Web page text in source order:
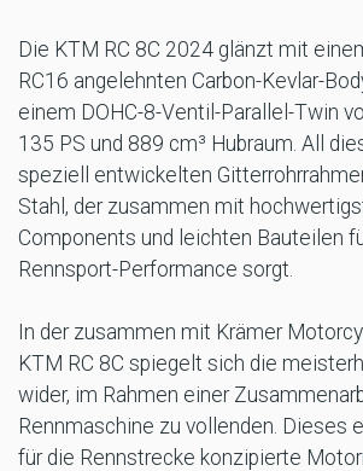
Die KTM RC 8C 2024 glänzt mit
RC16 angelehnten Carbon-Kevlar-
einem DOHC-8-Ventil-Parallel-Twin
135 PS und 889 cm³ Hubraum. All
speziell entwickelten
Stahl, der zusammen mit
Components und leichten Bauteilen
Rennsport-Performance sorgt.
In der zusammen mit Krämer
KTM RC 8C spiegelt sich die
wider, im Rahmen einer
Rennmaschine zu vollenden. Dieses
für die Rennstrecke konzipierte